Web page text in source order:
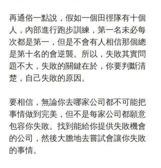
再通俗一點說，假如一個田徑隊有十個
人，內部進行跑步訓練，第一名未必每
次都是第一，但是不會有人相信那個總
是第十名的會逆襲。所以，失敗其實問
題不大，失敗的關鍵在於，你要判斷清
楚，自己失敗的原因。
要相信，無論你去哪家公司都不可能把
事情做到完美，但不是每家公司都願意
包容你失敗。找到能給你提供失敗機會
的公司，然後大膽地去嘗試會讓你失敗
的事情。